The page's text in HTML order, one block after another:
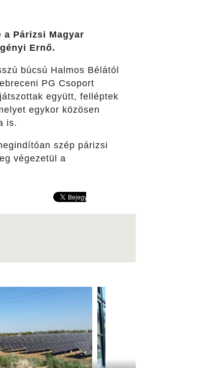
Párizsi Magyar
Ernő.
búcsú Halmos Bélától
PG Csoport
együtt, felléptek
egykor közösen
is.
szép párizsi
végezetül a